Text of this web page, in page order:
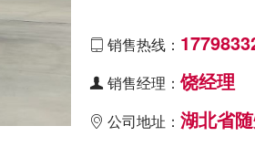
 销售热线：
 销售经理： 饶经理
 公司地址： 湖北省